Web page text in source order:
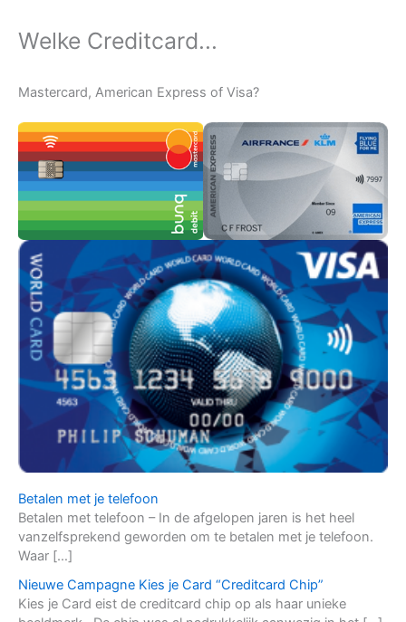
Welke Creditcard...
Mastercard, American Express of Visa?
Betalen met je telefoon
Betalen met telefoon – In de afgelopen jaren is het heel
vanzelfsprekend geworden om te betalen met je telefoon.
Waar […]
Nieuwe Campagne Kies je Card “Creditcard Chip”
Kies je Card eist de creditcard chip op als haar unieke